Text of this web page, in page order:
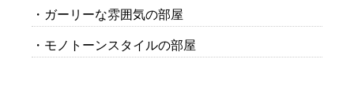
・ガーリーな雰囲気の部屋
・モノトーンスタイルの部屋